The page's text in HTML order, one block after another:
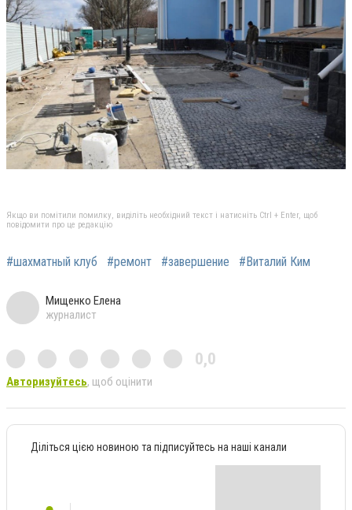
Якщо ви помітили помилку, виділіть необхідний текст і натисніть Ctrl + Enter, щоб
повідомити про це редакцію
#шахматный клуб #ремонт #завершение #Виталий Ким
Мищенко Елена
журналист
0,0
Авторизуйтесь, щоб оцінити
Діліться цією новиною та підписуйтесь на наші канали